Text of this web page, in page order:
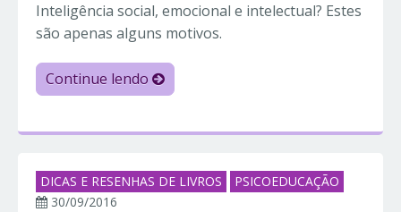
Inteligência social, emocional e intelectual? Estes
são apenas alguns motivos.
Continue lendo
DICAS E RESENHAS DE LIVROS
PSICOEDUCAÇÃO
30/09/2016